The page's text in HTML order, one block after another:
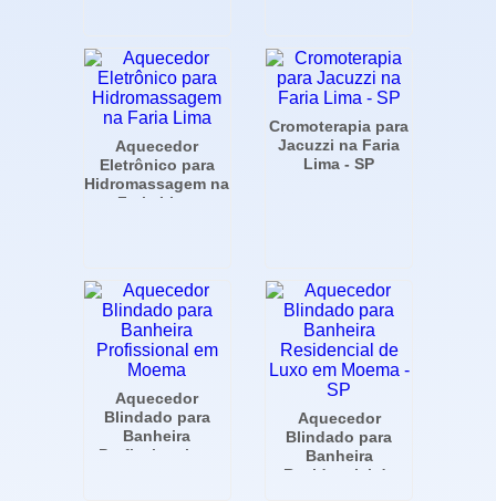
Aquecedor
Eletrônico para
Hidromassagem na
Faria Lima
Cromoterapia para
Jacuzzi na Faria
Lima - SP
Aquecedor
Blindado para
Banheira
Profissional em
Aquecedor
Blindado para
Banheira
Residencial de